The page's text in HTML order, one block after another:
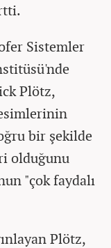
Sistemler
Plötz,
bir şekilde
olduğunu
"çok faydalı
Plötz,